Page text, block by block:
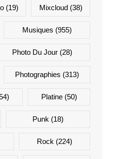
(19) Mixcloud(38)
Musiques (955)
Photo Du Jour (28)
Photographies (313)
Platine(50)
Punk (18)
Rock (224)